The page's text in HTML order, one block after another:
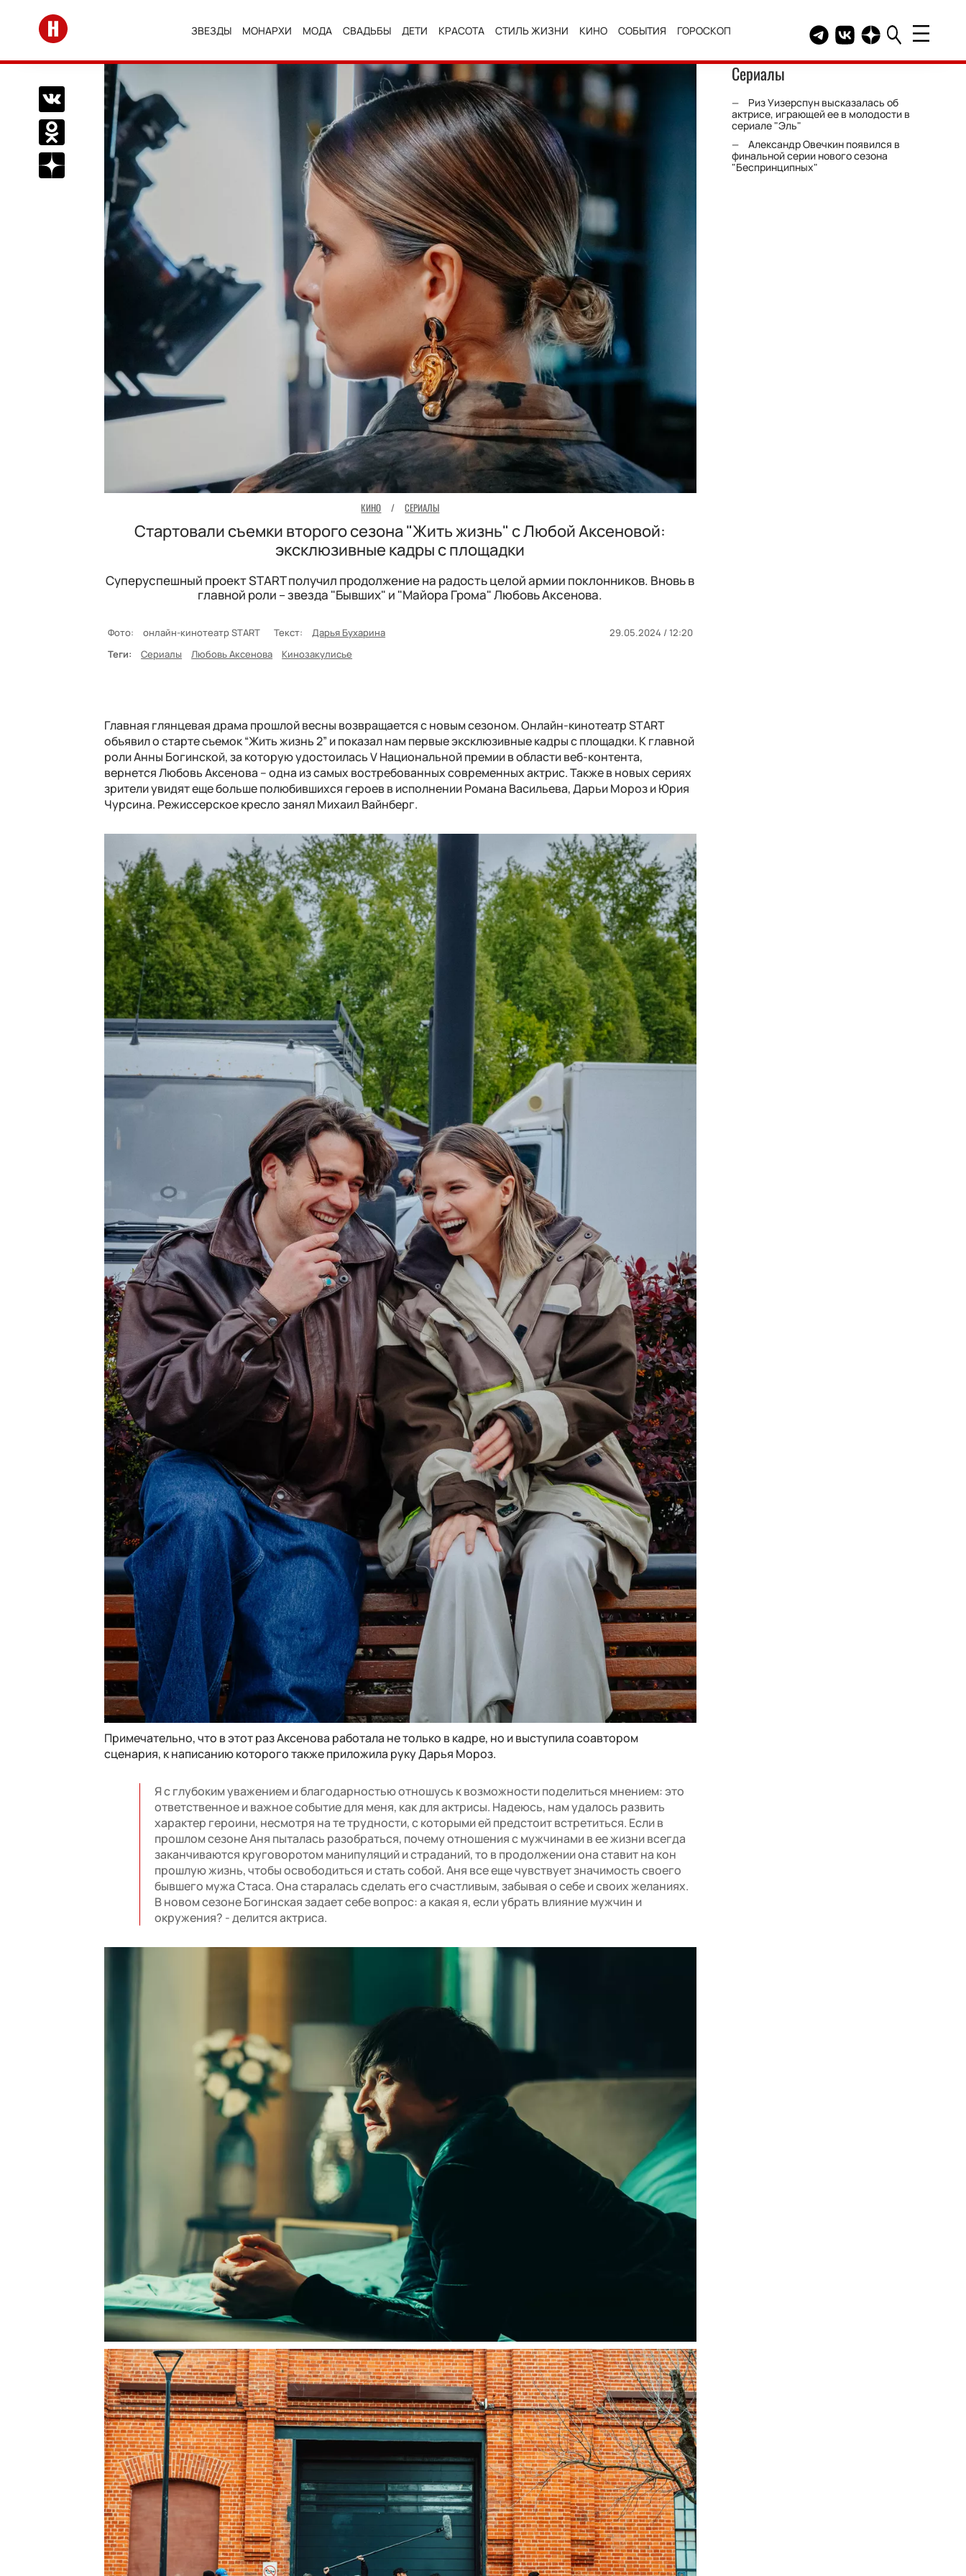
Перейти на главную
ЗВЕЗДЫ МОНАРХИ МОДА СВАДЬБЫ ДЕТИ КРАСОТА СТИЛЬ ЖИЗНИ КИНО СОБЫТИЯ ГОРОСКОП Telegram канал HELLO
Группа HELLO
Канал HELLO в
Поделиться Вконтакте
Поделиться в Одноклассниках
Подписаться на нас в Дзен
КИНО / СЕРИАЛЫ
Стартовали съемки второго сезона "Жить жизнь" с Любой Аксеновой:
эксклюзивные кадры с площадки
Суперуспешный проект START получил продолжение на радость целой армии поклонников. Вновь в
главной роли – звезда "Бывших" и "Майора Грома" Любовь Аксенова.
Фото: онлайн-кинотеатр START Текст: Дарья Бухарина
29.05.2024 / 12:20
Теги:
Сериалы Любовь Аксенова Кинозакулисье
Главная глянцевая драма прошлой весны возвращается с новым сезоном. Онлайн-кинотеатр START
объявил о старте съемок “Жить жизнь 2” и показал нам первые эксклюзивные кадры с площадки. К главной
роли Анны Богинской, за которую удостоилась V Национальной премии в области веб-контента,
вернется Любовь Аксенова – одна из самых востребованных современных актрис. Также в новых сериях
зрители увидят еще больше полюбившихся героев в исполнении Романа Васильева, Дарьи Мороз и Юрия
Чурсина. Режиссерское кресло занял Михаил Вайнберг.
Примечательно, что в этот раз Аксенова работала не только в кадре, но и выступила соавтором
сценария, к написанию которого также приложила руку Дарья Мороз.
Я с глубоким уважением и благодарностью отношусь к возможности поделиться мнением: это
ответственное и важное событие для меня, как для актрисы. Надеюсь, нам удалось развить
характер героини, несмотря на те трудности, с которыми ей предстоит встретиться. Если в
прошлом сезоне Аня пыталась разобраться, почему отношения с мужчинами в ее жизни всегда
заканчиваются круговоротом манипуляций и страданий, то в продолжении она ставит на кон
прошлую жизнь, чтобы освободиться и стать собой. Аня все еще чувствует значимость своего
бывшего мужа Стаса. Она старалась сделать его счастливым, забывая о себе и своих желаниях.
В новом сезоне Богинская задает себе вопрос: а какая я, если убрать влияние мужчин и
окружения? - делится актриса.
Сериалы
Риз Уизерспун высказалась об
актрисе, играющей ее в молодости в
сериале "Эль"
Александр Овечкин появился в
финальной серии нового сезона
"Беспринципных"